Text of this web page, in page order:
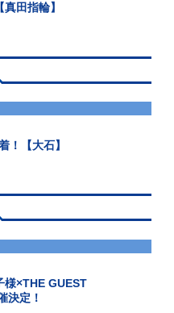
田指輪】
！【大石】
様×THE GUEST
決定！